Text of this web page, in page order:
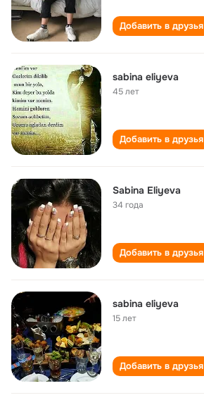
Добавить в друзья
sabina eliyeva
45 лет
Добавить в друзья
Sabina Eliyeva
34 года
Добавить в друзья
sabina eliyeva
15 лет
Добавить в друзья